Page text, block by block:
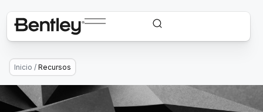
Inicio / Recursos